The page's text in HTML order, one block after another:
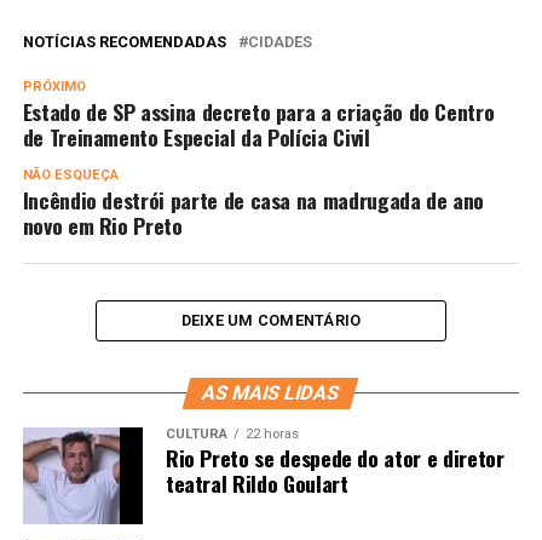
NOTÍCIAS RECOMENDADAS CIDADES
PRÓXIMO
Estado de SP assina decreto para a criação do Centro
de Treinamento Especial da Polícia Civil
NÃO ESQUEÇA
Incêndio destrói parte de casa na madrugada de ano
novo em Rio Preto
DEIXE UM COMENTÁRIO
AS MAIS LIDAS
CULTURA 22 horas
Rio Preto se despede do ator e diretor
teatral Rildo Goulart